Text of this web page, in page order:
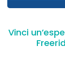
Vinci